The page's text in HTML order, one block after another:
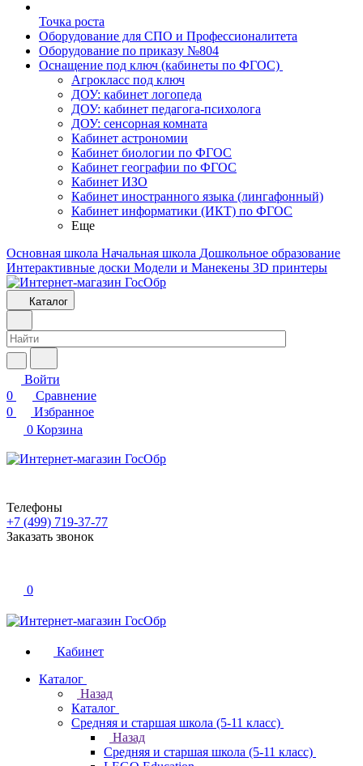
Точка роста
Оборудование для СПО и Профессионалитета
Оборудование по приказу №804
Оснащение под ключ (кабинеты по ФГОС)
Агрокласс под ключ
ДОУ: кабинет логопеда
ДОУ: кабинет педагога-психолога
ДОУ: сенсорная комната
Кабинет астрономии
Кабинет биологии по ФГОС
Кабинет географии по ФГОС
Кабинет ИЗО
Кабинет иностранного языка (лингафонный)
Кабинет информатики (ИКТ) по ФГОС
Еще
Основная школа Начальная школа Дошкольное образование
Интерактивные доски Модели и Манекены 3D принтеры
Каталог
Войти
0
Сравнение
0
Избранное
0 Корзина
Телефоны
+7 (499) 719-37-77
Заказать звонок
0
Кабинет
Каталог
Назад
Каталог
Средняя и старшая школа (5-11 класс)
Назад
Средняя и старшая школа (5-11 класс)